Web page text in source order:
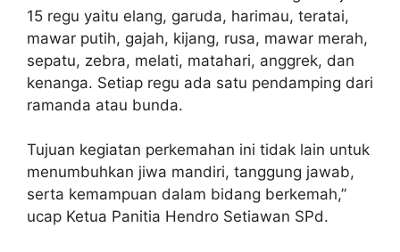
15 regu yaitu elang, garuda, harimau, teratai,
mawar putih, gajah, kijang, rusa, mawar merah,
sepatu, zebra, melati, matahari, anggrek, dan
kenanga. Setiap regu ada satu pendamping dari
ramanda atau bunda.
Tujuan kegiatan perkemahan ini tidak lain untuk
menumbuhkan jiwa mandiri, tanggung jawab,
serta kemampuan dalam bidang berkemah,”
ucap Ketua Panitia Hendro Setiawan SPd.